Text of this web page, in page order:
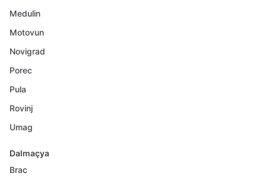
Medulin
Motovun
Novigrad
Porec
Pula
Rovinj
Umag
Dalmaçya
Brac